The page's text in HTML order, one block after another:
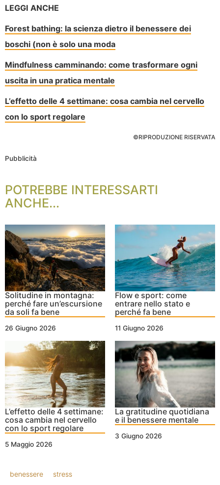
LEGGI ANCHE
Forest bathing: la scienza dietro il benessere dei
boschi (non è solo una moda
Mindfulness camminando: come trasformare ogni
uscita in una pratica mentale
L’effetto delle 4 settimane: cosa cambia nel cervello
con lo sport regolare
©RIPRODUZIONE RISERVATA
Pubblicità
POTREBBE INTERESSARTI
ANCHE...
Solitudine in montagna:
perché fare un’escursione
da soli fa bene
26 Giugno 2026
Flow e sport: come
entrare nello stato e
perché fa bene
11 Giugno 2026
L’effetto delle 4 settimane:
cosa cambia nel cervello
con lo sport regolare
5 Maggio 2026
La gratitudine quotidiana
e il benessere mentale
3 Giugno 2026
benessere stress